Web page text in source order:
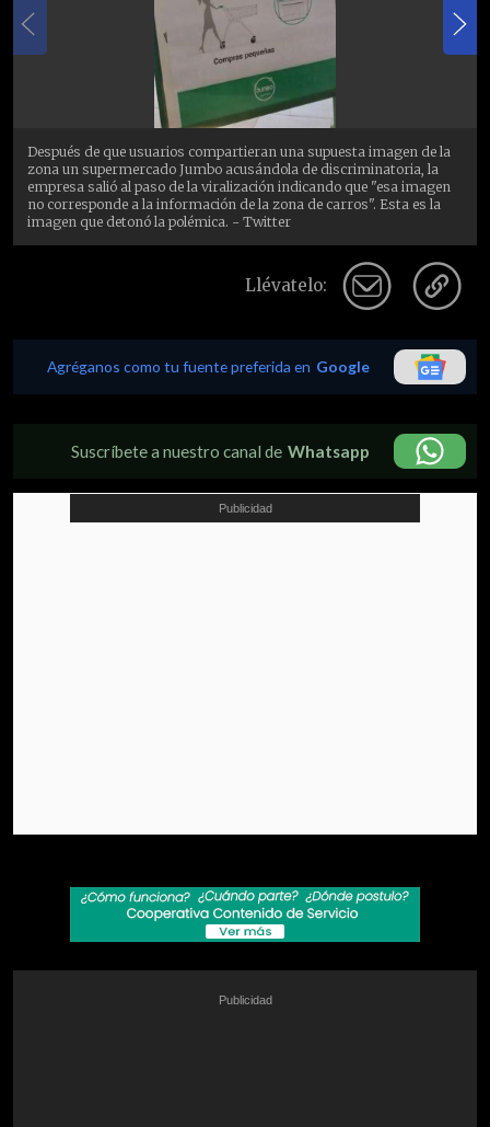
Después de que usuarios compartieran una supuesta imagen de la
zona un supermercado Jumbo acusándola de discriminatoria, la
empresa salió al paso de la viralización indicando que "esa imagen
no corresponde a la información de la zona de carros". Esta es la
imagen que detonó la polémica. - Twitter
Llévatelo:
Agréganos como tu fuente preferida en Google
Suscríbete a nuestro canal de Whatsapp